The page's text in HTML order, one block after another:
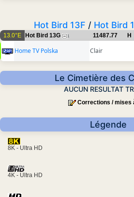
Hot Bird 13F / Hot Bird
13.0°E Hot Bird 13G 1 11487.77 H
Home TV Polska Clair
Le Cimetière des
AUCUN RESULTAT
Corrections / mises
Légende
8K - Ultra HD
4K - Ultra HD